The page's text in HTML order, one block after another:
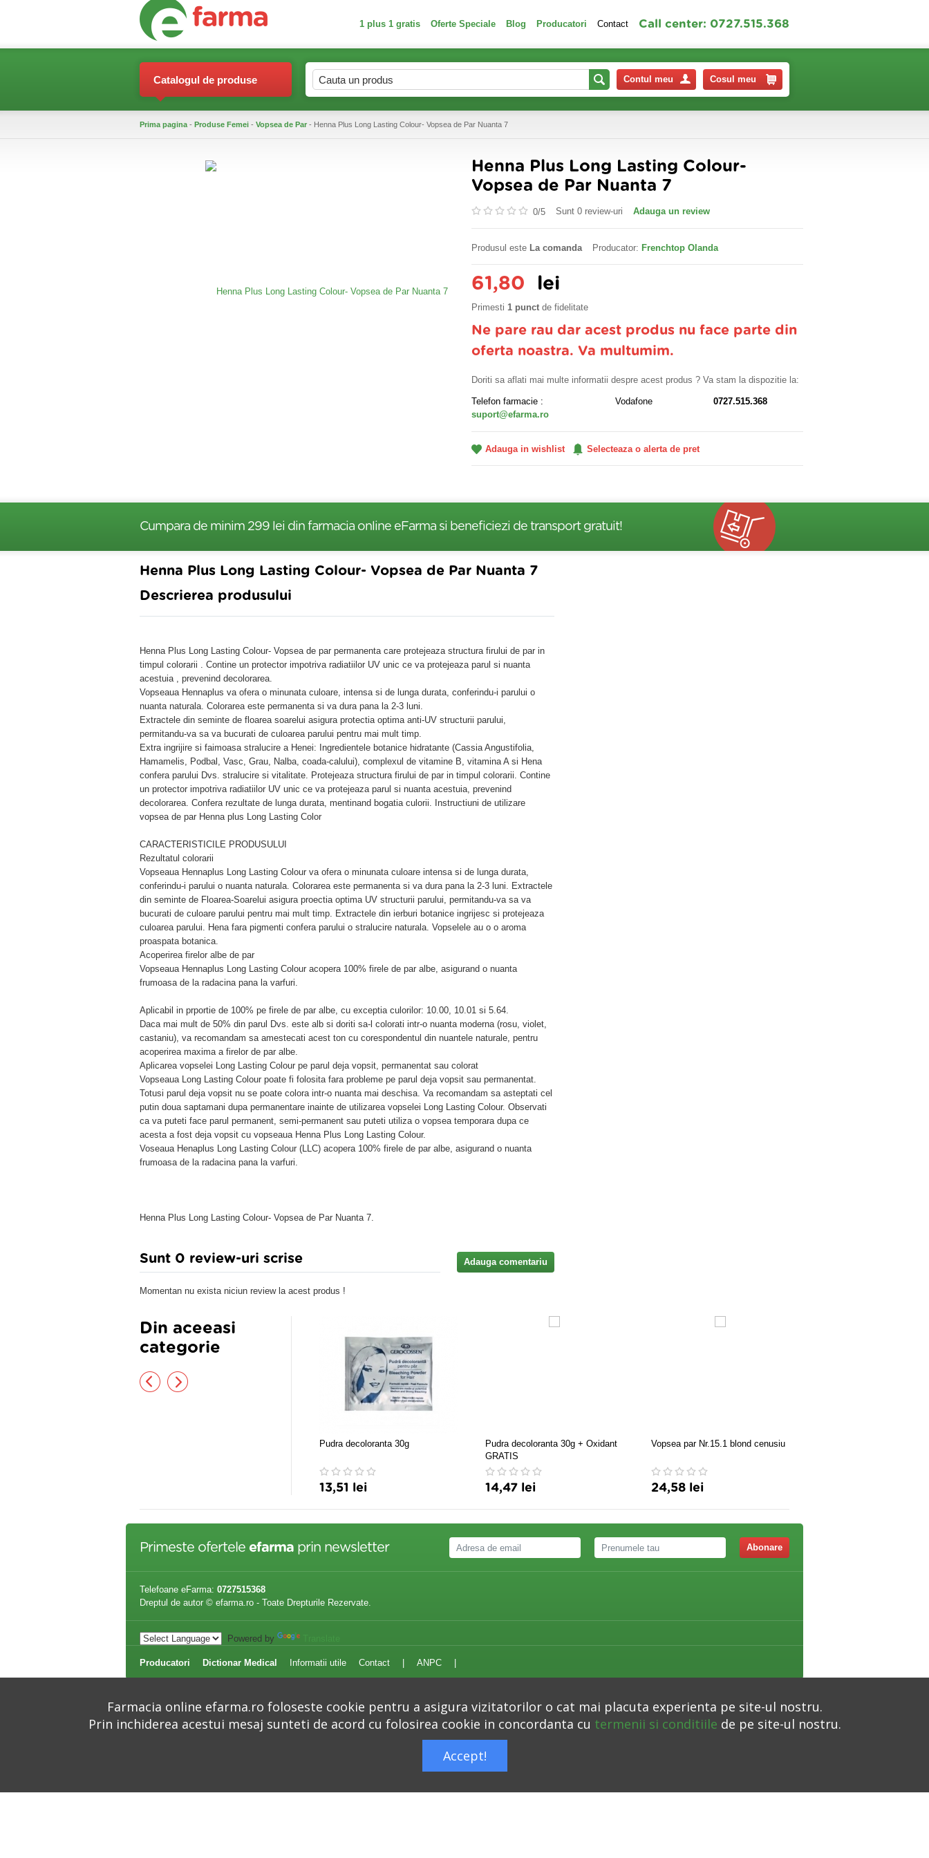
1 plus 1 gratis Oferte Speciale Blog Producatori Contact Call center: 0727.515.368
Catalogul de produse Contul meu Cosul meu
Prima pagina - Produse Femei - Vopsea de Par - Henna Plus Long Lasting Colour- Vopsea de Par Nuanta 7
Henna Plus Long Lasting Colour-
Vopsea de Par Nuanta 7
0/5 Sunt 0 review-uri Adauga un review
Produsul este La comanda Producator: Frenchtop Olanda
61,80 lei
Primesti 1 punct de fidelitate
Ne pare rau dar acest produs nu face parte din
oferta noastra. Va multumim.
Doriti sa aflati mai multe informatii despre acest produs ? Va stam la dispozitie la:
Telefon farmacie : Vodafone
0727.515.368
suport@efarma.ro
Adauga in wishlist Selecteaza o alerta de pret
Cumpara de minim 299 lei din farmacia online eFarma si beneficiezi de transport gratuit!
Henna Plus Long Lasting Colour- Vopsea de Par Nuanta 7
Descrierea produsului
Henna Plus Long Lasting Colour- Vopsea de par permanenta care protejeaza structura firului de par in
timpul colorarii . Contine un protector impotriva radiatiilor UV unic ce va protejeaza parul si nuanta
acestuia , prevenind decolorarea.
Vopseaua Hennaplus va ofera o minunata culoare, intensa si de lunga durata, conferindu-i parului o
nuanta naturala. Colorarea este permanenta si va dura pana la 2-3 luni.
Extractele din seminte de floarea soarelui asigura protectia optima anti-UV structurii parului,
permitandu-va sa va bucurati de culoarea parului pentru mai mult timp.
Extra ingrijire si faimoasa stralucire a Henei: Ingredientele botanice hidratante (Cassia Angustifolia,
Hamamelis, Podbal, Vasc, Grau, Nalba, coada-calului), complexul de vitamine B, vitamina A si Hena
confera parului Dvs. stralucire si vitalitate. Protejeaza structura firului de par in timpul colorarii. Contine
un protector impotriva radiatiilor UV unic ce va protejeaza parul si nuanta acestuia, prevenind
decolorarea. Confera rezultate de lunga durata, mentinand bogatia culorii. Instructiuni de utilizare
vopsea de par Henna plus Long Lasting Color
CARACTERISTICILE PRODUSULUI
Rezultatul colorarii
Vopseaua Hennaplus Long Lasting Colour va ofera o minunata culoare intensa si de lunga durata,
conferindu-i parului o nuanta naturala. Colorarea este permanenta si va dura pana la 2-3 luni. Extractele
din seminte de Floarea-Soarelui asigura proectia optima UV structurii parului, permitandu-va sa va
bucurati de culoare parului pentru mai mult timp. Extractele din ierburi botanice ingrijesc si protejeaza
culoarea parului. Hena fara pigmenti confera parului o stralucire naturala. Vopselele au o o aroma
proaspata botanica.
Acoperirea firelor albe de par
Vopseaua Hennaplus Long Lasting Colour acopera 100% firele de par albe, asigurand o nuanta
frumoasa de la radacina pana la varfuri.
Aplicabil in prportie de 100% pe firele de par albe, cu exceptia culorilor: 10.00, 10.01 si 5.64.
Daca mai mult de 50% din parul Dvs. este alb si doriti sa-l colorati intr-o nuanta moderna (rosu, violet,
castaniu), va recomandam sa amestecati acest ton cu corespondentul din nuantele naturale, pentru
acoperirea maxima a firelor de par albe.
Aplicarea vopselei Long Lasting Colour pe parul deja vopsit, permanentat sau colorat
Vopseaua Long Lasting Colour poate fi folosita fara probleme pe parul deja vopsit sau permanentat.
Totusi parul deja vopsit nu se poate colora intr-o nuanta mai deschisa. Va recomandam sa asteptati cel
putin doua saptamani dupa permanentare inainte de utilizarea vopselei Long Lasting Colour. Observati
ca va puteti face parul permanent, semi-permanent sau puteti utiliza o vopsea temporara dupa ce
acesta a fost deja vopsit cu vopseaua Henna Plus Long Lasting Colour.
Voseaua Henaplus Long Lasting Colour (LLC) acopera 100% firele de par albe, asigurand o nuanta
frumoasa de la radacina pana la varfuri.
Henna Plus Long Lasting Colour- Vopsea de Par Nuanta 7.
Sunt 0 review-uri scrise Adauga comentariu
Momentan nu exista niciun review la acest produs !
Din aceeasi
categorie
Pudra decoloranta 30g
13,51 lei
Pudra decoloranta 30g + Oxidant
GRATIS
14,47 lei
Vopsea par Nr.15.1 blond cenusiu
24,58 lei
Primeste ofertele efarma prin newsletter Abonare
Telefoane eFarma: 0727515368
Dreptul de autor © efarma.ro - Toate Drepturile Rezervate.
Powered by
Producatori Dictionar Medical Informatii utile Contact ANPC
Autoritatea Nationala pentru Protectia Consumatorilor –
Farmacia online efarma.ro foloseste cookie pentru a asigura vizitatorilor o cat mai placuta experienta pe site-ul nostru.
Prin inchiderea acestui mesaj sunteti de acord cu folosirea cookie in concordanta cu termenii si conditiile de pe site-ul nostru.
Accept!